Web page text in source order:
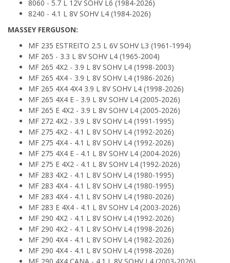
8060 - 5.7 L 12V SOHV L6 (1984-2026)
8240 - 4.1 L 8V SOHV L4 (1984-2026)
MASSEY FERGUSON:
MF 235 ESTREITO 2.5 L 6V SOHV L3 (1961-1994)
MF 265 - 3.3 L 8V SOHV L4 (1965-2004)
MF 265 4X2 - 3.9 L 8V SOHV L4 (1998-2003)
MF 265 4X4 - 3.9 L 8V SOHV L4 (1986-2026)
MF 265 4X4 4X4 3.9 L 8V SOHV L4 (1998-2026)
MF 265 4X4 E - 3.9 L 8V SOHV L4 (2005-2026)
MF 265 E 4X2 - 3.9 L 8V SOHV L4 (2005-2026)
MF 272 4X2 - 3.9 L 8V SOHV L4 (1991-1995)
MF 275 4X2 - 4.1 L 8V SOHV L4 (1992-2026)
MF 275 4X4 - 4.1 L 8V SOHV L4 (1992-2026)
MF 275 4X4 E - 4.1 L 8V SOHV L4 (2004-2026)
MF 275 E 4X2 - 4.1 L 8V SOHV L4 (1992-2026)
MF 283 4X2 - 4.1 L 8V SOHV L4 (1980-1995)
MF 283 4X4 - 4.1 L 8V SOHV L4 (1980-1995)
MF 283 4X4 - 4.1 L 8V SOHV L4 (1980-2026)
MF 283 E 4X4 - 4.1 L 8V SOHV L4 (2003-2026)
MF 290 4X2 - 4.1 L 8V SOHV L4 (1992-2026)
MF 290 4X2 - 4.1 L 8V SOHV L4 (1998-2026)
MF 290 4X4 - 4.1 L 8V SOHV L4 (1982-2026)
MF 290 4X4 - 4.1 L 8V SOHV L4 (1998-2026)